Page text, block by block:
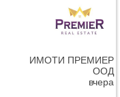
ИМОТИ ПРЕМИЕР
ООД
вчера